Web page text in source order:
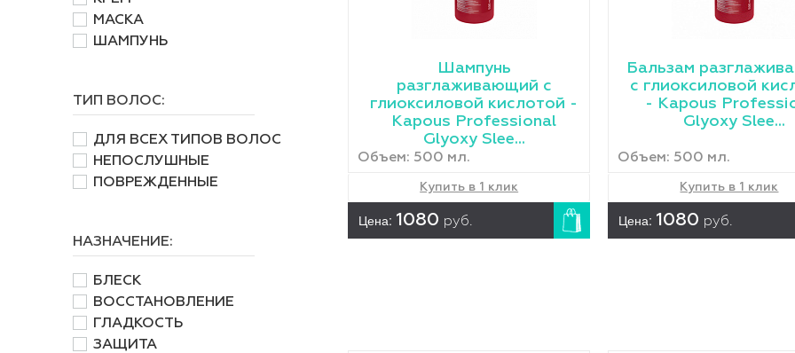
МАСКА
ШАМПУНЬ
ТИП ВОЛОС:
ДЛЯ ВСЕХ ТИПОВ ВОЛОС
НЕПОСЛУШНЫЕ
ПОВРЕЖДЕННЫЕ
НАЗНАЧЕНИЕ:
БЛЕСК
ВОССТАНОВЛЕНИЕ
ГЛАДКОСТЬ
ЗАЩИТА
Шампунь
разглаживающий с
глиоксиловой кислотой -
Kapous Professional
Glyoxy Slee...
Объем: 500 мл.
Купить в 1 клик
Цена: 1080 руб.
Бальзам
с глиоксиловой
- Kapous
Glyoxy Slee...
Объем: 500 мл.
Купить в 1 клик
Цена: 1080 руб.